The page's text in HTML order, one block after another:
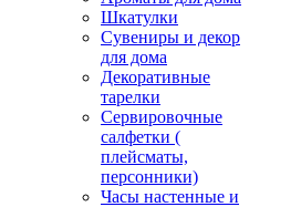
Шкатулки
Сувениры и декор
для дома
Декоративные
тарелки
Сервировочные
салфетки (
плейсматы,
персонники)
Часы настенные и